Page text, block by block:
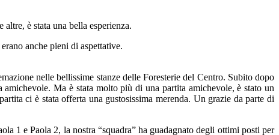
è stata una bella esperienza.
anche pieni di aspettative.
nelle bellissime stanze delle Foresterie del Centro. Subito dopo
Ma è stata molto più di una partita amichevole, è stato un
ci è stata offerta una gustosissima merenda. Un grazie da parte di
1 e Paola 2, la nostra “squadra” ha guadagnato degli ottimi posti per